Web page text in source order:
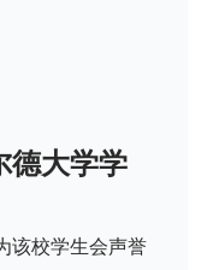
德大学学
该校学生会声誉